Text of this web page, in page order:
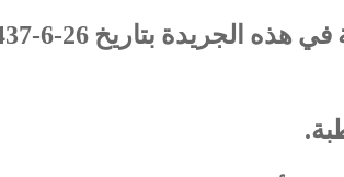
- أعجبني عنوان مقال صيغة الشمّري أو